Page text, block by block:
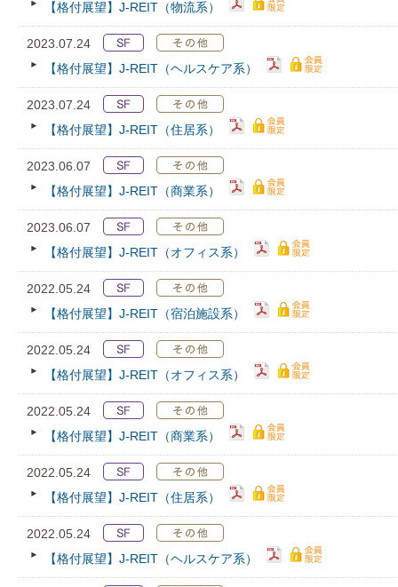
【格付展望】J-REIT（物流系）
2023.07.24
【格付展望】J-REIT（ヘルスケア系）
2023.07.24
【格付展望】J-REIT（住居系）
2023.06.07
【格付展望】J-REIT（商業系）
2023.06.07
【格付展望】J-REIT（オフィス系）
2022.05.24
【格付展望】J-REIT（宿泊施設系）
2022.05.24
【格付展望】J-REIT（オフィス系）
2022.05.24
【格付展望】J-REIT（商業系）
2022.05.24
【格付展望】J-REIT（住居系）
2022.05.24
【格付展望】J-REIT（ヘルスケア系）